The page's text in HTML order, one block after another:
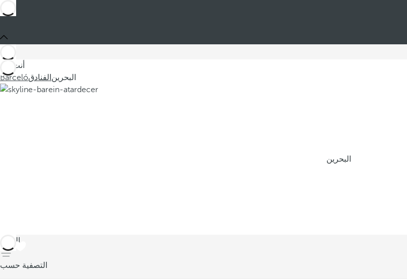
أنت في
Barcelóالفنادق البحرين
البحرين
العودة
التصفية حسب